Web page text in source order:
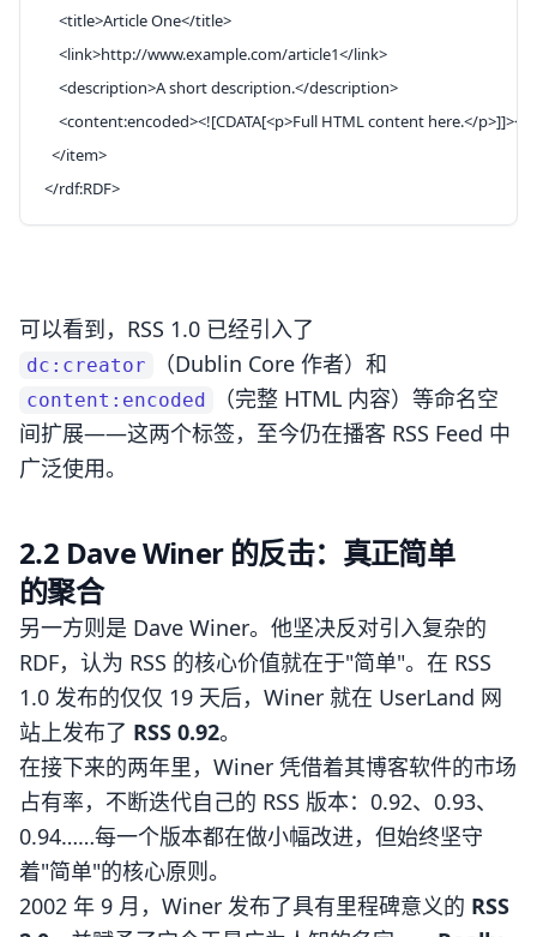
    <
title>Article One</title>
    <
link>http://www.example.com/article1</link>
    <
description>A short description.</description>
    <
content:encoded><![CDATA[<p>Full HTML content here.</p>]]></
  </
item>
</rdf:RDF>
可以看到，RSS 1.0 已经引入了
dc:creator （Dublin Core 作者）和
content:encoded
（完整 HTML 内容）等命名空
间扩展——这两个标签，至今仍在播客 RSS Feed 中
广泛使用。
2.2 Dave Winer 的反击：真正简单
的聚合
另一方则是 Dave Winer。他坚决反对引入复杂的
RDF，认为 RSS 的核心价值就在于"简单"。在 RSS
1.0 发布的仅仅 19 天后，Winer 就在 UserLand 网
站上发布了 RSS 0.92。
在接下来的两年里，Winer 凭借着其博客软件的市场
占有率，不断迭代自己的 RSS 版本：0.92、0.93、
0.94……每一个版本都在做小幅改进，但始终坚守
着"简单"的核心原则。
2002 年 9 月，Winer 发布了具有里程碑意义的 RSS